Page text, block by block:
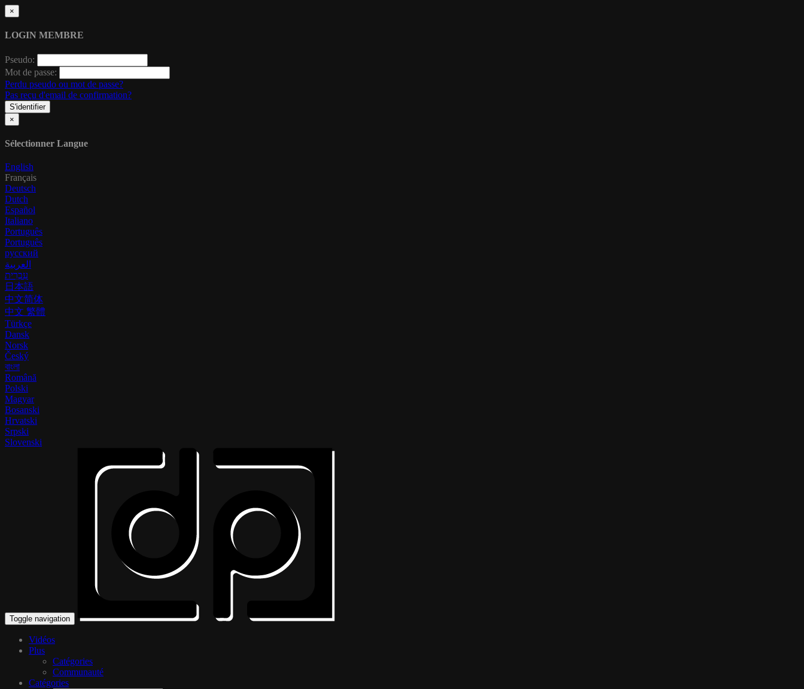
×
LOGIN MEMBRE
Pseudo:
Mot de passe:
Perdu pseudo ou mot de passe?
Pas reçu d'email de confirmation?
S'identifier
×
Sélectionner Langue
English
Français
Deutsch
Dutch
Español
Italiano
Português
Português
русский
العربية
עִבְרִית
日本語
中文简体
中文 繁體
Türkçe
Dansk
Norsk
Český
বাংলা
Română
Polski
Magyar
Bosanski
Hrvatski
Srpski
Slovenski
Toggle navigation
Vidéos
Plus
Catégories
Communauté
Catégories